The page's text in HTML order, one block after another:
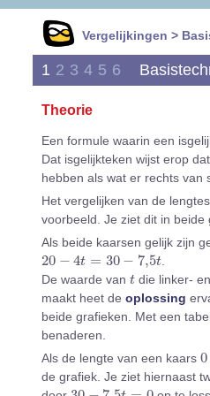
Vergelijkingen >
1 2 3 4 5 6
Theorie
Een formule waarin een
Dat isgelijkteken wijst erop
hebben als wat er rechts van
Het vergelijken van de
voorbeeld. Je ziet dit in beide
Als beide kaarsen gelijk zijn
20 − 4t = 30 − 7,5t
20 =30 7,5
De waarde van t
t die linker-
maakt heet de oplossing
beide grafieken. Met een
benaderen.
Als de lengte van een kaars 0
0
de grafiek. Je ziet hiernaast
30 7,5 t=